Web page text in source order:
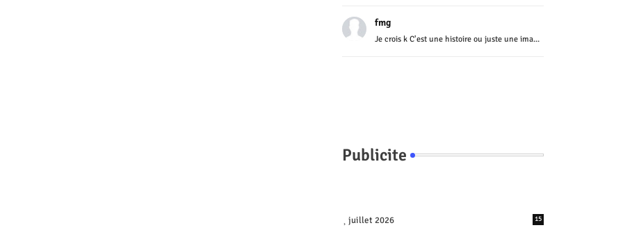
fmg
Je crois k C'est une histoire ou juste une ima...
Publicite
juillet 2026 15